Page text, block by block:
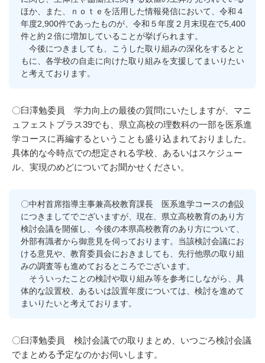
ほか、また、ｎｏｔｅを活用した情報発信において、令和４
年度2,900件であったものが、令和５年度２月末現在で5,400
件と約２倍に増加していることが挙げられます。
今後につきましても、こうした取り組みの深化をするとと
もに、各学校の自走に向けた取り組みを支援してまいりたい
と考えております。
〇臼澤勉委員 学力向上の最後の質問にいたしますが、マニ
ュフェストプラス39でも、県立高校の理数科の一部を医系進
学コースに再編するということも盛り込まれておりました。
具体的な今時点での想定される学校、あるいはスケジュー
ル、実現のめどについてお聞かせください。
〇中村首席指導主事兼高校教育課長 医系進学コースの創設
につきましてでございますが、現在、県立高校教育のあり方
検討会議を開催し、今後の本県高校教育のあり方について、
外部有識者から御意見を伺っております。当該検討会議にお
ける意見や、教育委員会におきましても、先行他県の取り組
みの調査等も進めておるところでございます。
そういったことの検討や取り組み等を参考にしながら、具
体的な設置校、あるいは設置年度については、検討を進めて
まいりたいと考えております。
〇臼澤勉委員 検討会議での取りまとめ、いつごろ検討会議
でまとめる予定なのかお伺いします。